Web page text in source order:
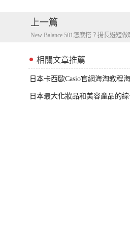
上一篇
New Balance 501怎麼搭？揚長避短
相關文章推薦
日本卡西歐Casio官網海淘教程
日本最大化妝品和美容產品的